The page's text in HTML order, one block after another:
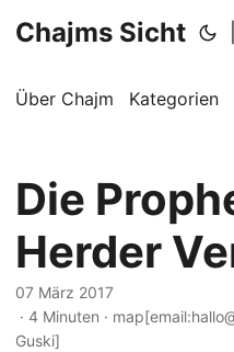
Chajms Sicht
Über Chajm Kategorien
Die
Herder
07 März 2017
· 4 Minuten ·
Guski]